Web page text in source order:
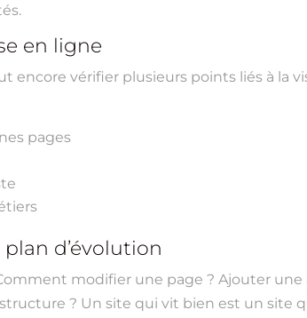
en ligne
encore vérifier plusieurs points liés à la
pages
d’évolution
modifier une page ? Ajouter
? Un site qui vit bien est un site